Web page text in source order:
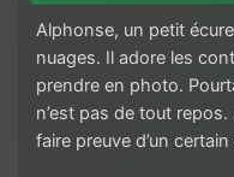
Alphonse, un petit
nuages. Il adore les
prendre en photo.
n’est pas de tout
faire preuve d’un